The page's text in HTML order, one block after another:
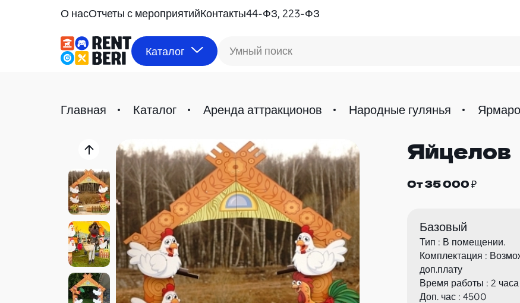
О насОтчеты с мероприятийКонтакты44-ФЗ, 223-ФЗ
Каталог Умный поиск
Главная Каталог Аренда аттракционов Народные гулянья
Яйцелов
От 35 000 ₽
Базовый
Тип : В помещении.
Комплектация :
доп.плату
Время работы : 2 часа
Доп. час : 4500